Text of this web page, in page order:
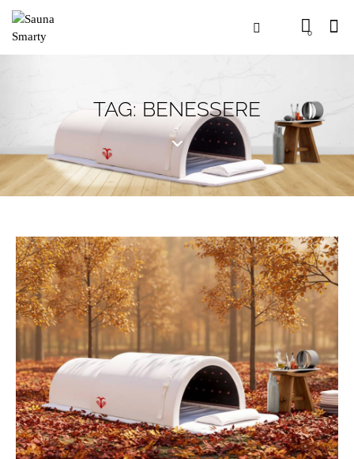
0
TAG: BENESSERE